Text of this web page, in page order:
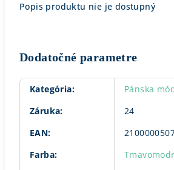
Popis produktu nie je dostupný
Dodatočné parametre
Kategória:
Pánska
Záruka:
24
EAN:
Farba: